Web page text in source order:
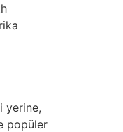
yerine,
popüler